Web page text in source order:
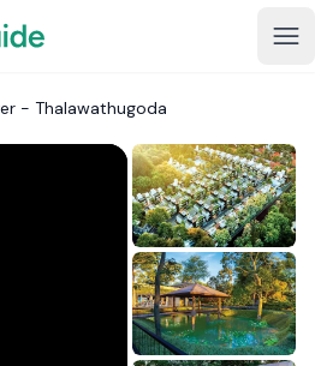
- Thalawathugoda